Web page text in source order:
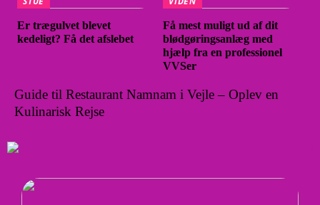
Er trægulvet blevet
kedeligt? Få det afslebet
Få mest muligt ud af dit
blødgøringsanlæg med
hjælp fra en professionel
VVSer
Guide til Restaurant Namnam i Vejle – Oplev en
Kulinarisk Rejse